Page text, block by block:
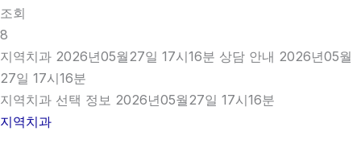
조회
8
지역치과 2026년05월27일 17시16분 상담 안내 2026년05월
27일 17시16분
지역치과 선택 정보 2026년05월27일 17시16분
지역치과